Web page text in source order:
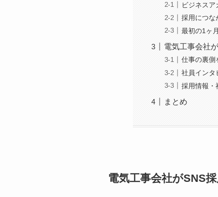
ビジネス
採用につな
最初の1ヶ
電気工事会社
仕事の裏側
社員インタ
採用情報・
まとめ
電気工事会社がSNS